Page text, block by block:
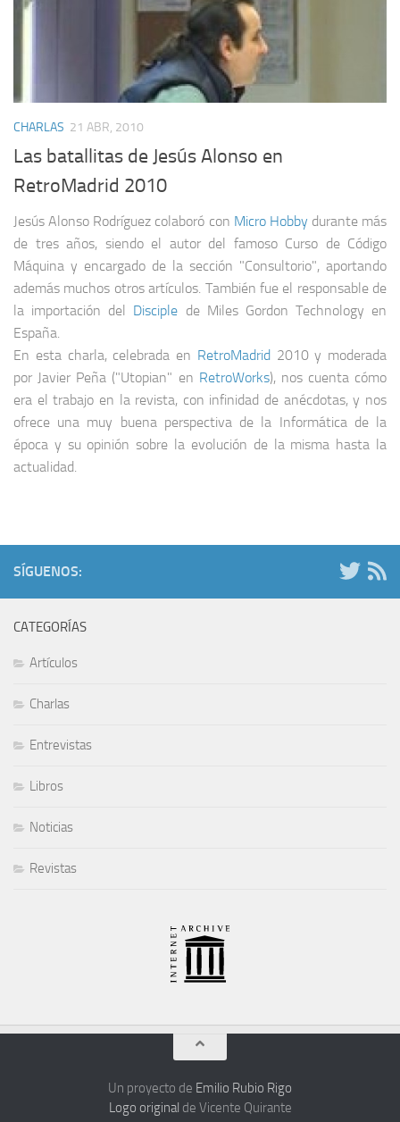
CHARLAS 21 ABR, 2010
Las batallitas de Jesús Alonso en
RetroMadrid 2010
Jesús Alonso Rodríguez colaboró con Micro Hobby durante más
de tres años, siendo el autor del famoso Curso de Código
Máquina y encargado de la sección "Consultorio", aportando
además muchos otros artículos. También fue el responsable de
la importación del Disciple de Miles Gordon Technology en
España.
En esta charla, celebrada en RetroMadrid 2010 y moderada
por Javier Peña ("Utopian" en RetroWorks), nos cuenta cómo
era el trabajo en la revista, con infinidad de anécdotas, y nos
ofrece una muy buena perspectiva de la Informática de la
época y su opinión sobre la evolución de la misma hasta la
actualidad.
SÍGUENOS:
CATEGORÍAS
Artículos
Charlas
Entrevistas
Libros
Noticias
Revistas
Un proyecto de Emilio Rubio Rigo
Logo original de Vicente Quirante